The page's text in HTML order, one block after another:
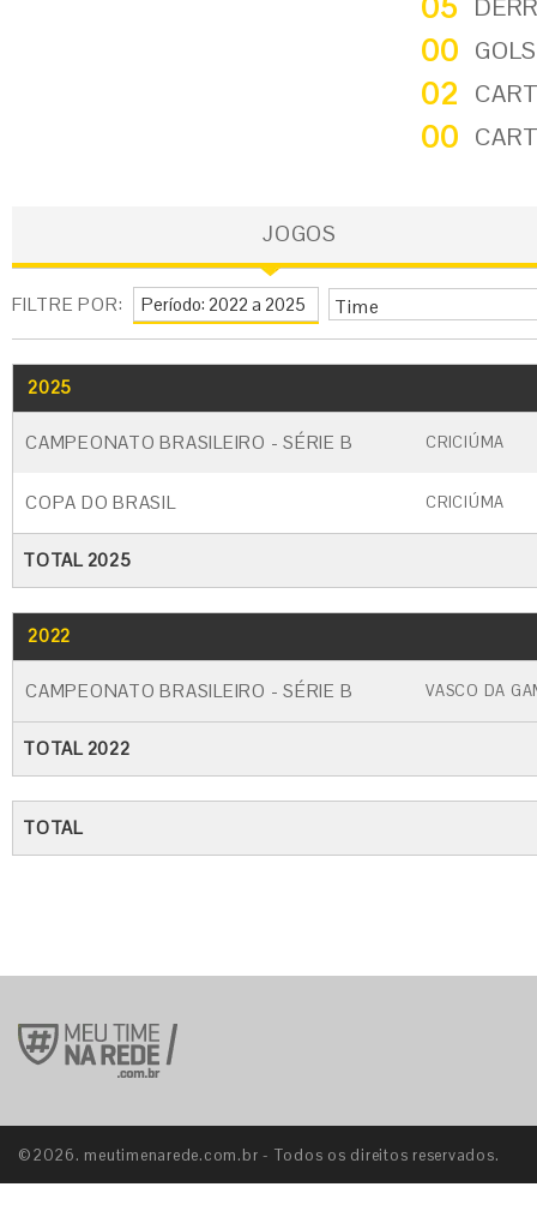
00
02
00
JOGOS
FILTRE POR: Time
2025
CAMPEONATO BRASILEIRO - SÉRIE B CRICIÚMA
COPA DO BRASIL CRICIÚMA
TOTAL 2025
2022
CAMPEONATO BRASILEIRO - SÉRIE B VASCO DA
TOTAL 2022
TOTAL
©2026. meutimenarede.com.br - Todos os direitos reservados.